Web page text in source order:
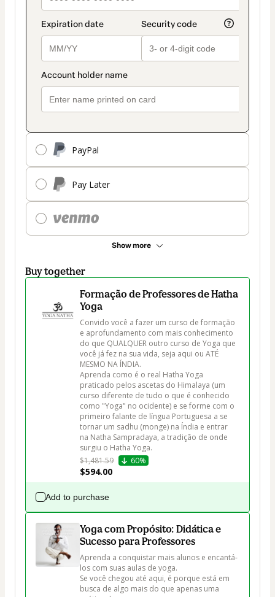
PayPal
Pay Later
Show more
Buy together
Formação de Professores de Hatha
Yoga
Convido você a fazer um curso de formação
e aprofundamento com mais conhecimento
do que QUALQUER outro curso de Yoga que
você já fez na sua vida, seja aqui ou ATÉ
MESMO NA ÍNDIA.
Aprenda como é o real Hatha Yoga
praticado pelos ascetas do Himalaya (um
curso diferente de tudo o que é conhecido
como "Yoga" no ocidente) e se forme com o
primeiro falante de língua Portuguesa a se
tornar um sadhu (monge) na Índia e entrar
na Natha Sampradaya, a tradição de onde
surgiu o Hatha Yoga.
$1,481.59
60%
$594.00
Add to purchase
Yoga com Propósito: Didática e
Sucesso para Professores
Aprenda a conquistar mais alunos e encantá-
los com suas aulas de yoga.
Se você chegou até aqui, é porque está em
busca de algo mais do que apenas uma